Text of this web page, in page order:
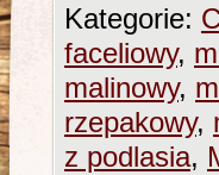
Kategorie:
faceliowy,
malinowy,
rzepakowy,
z podlasia,